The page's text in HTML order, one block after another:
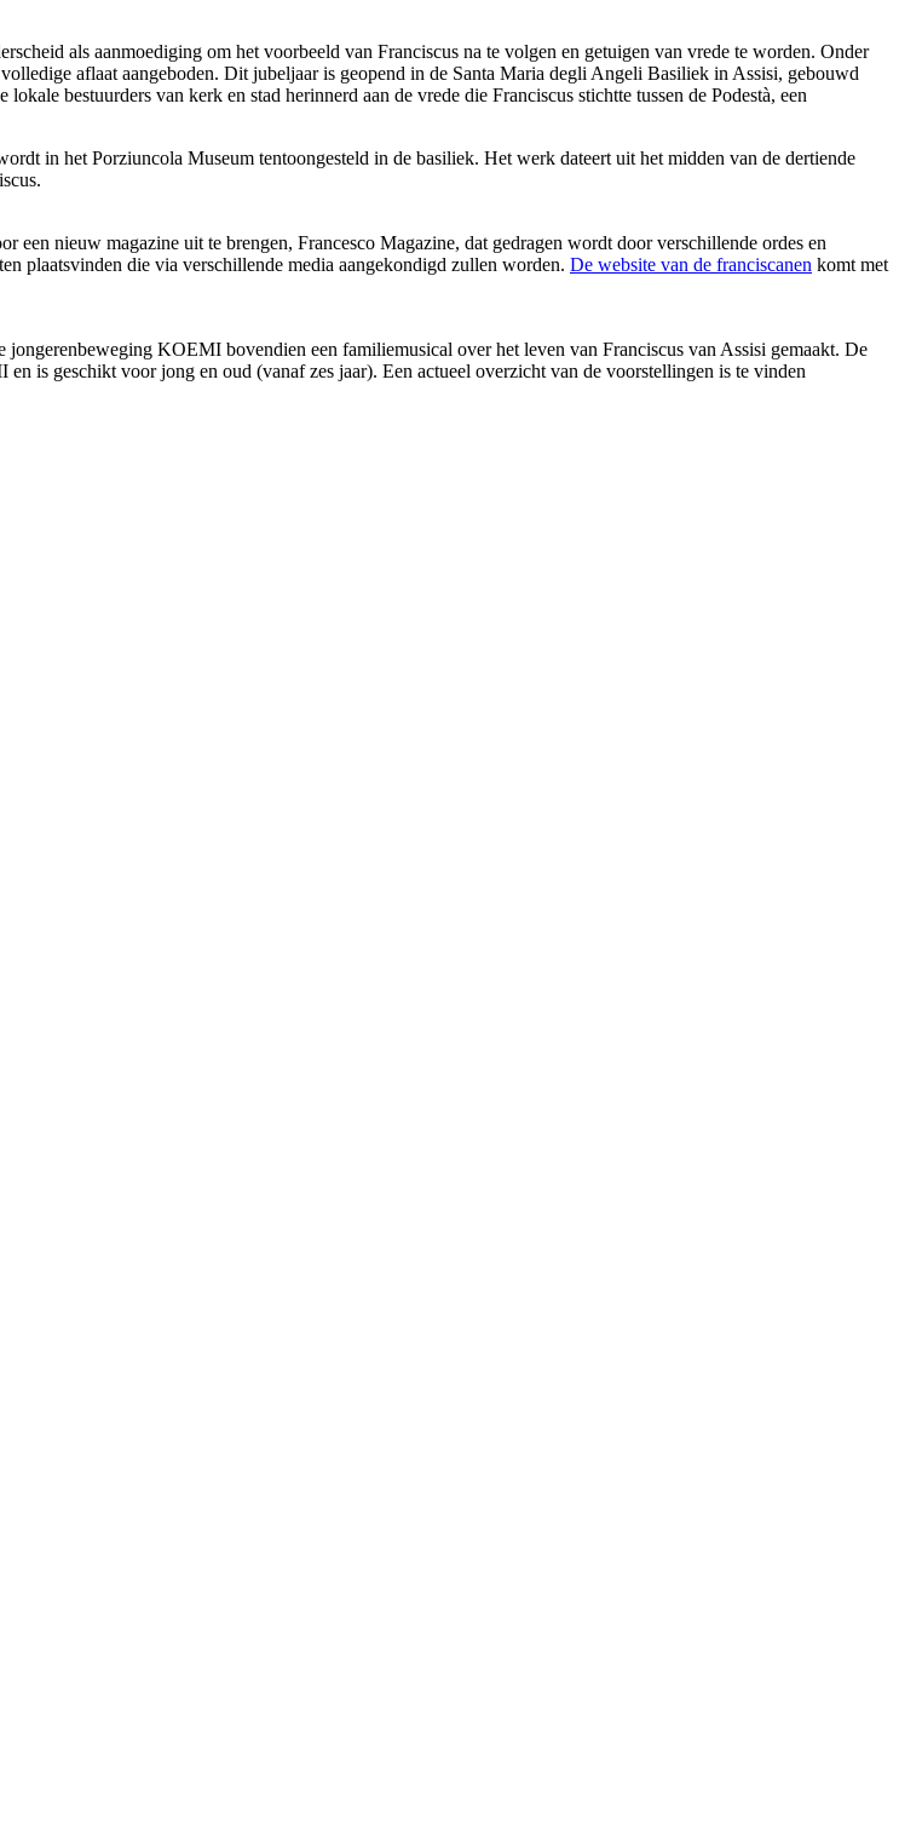
als aanmoediging om het voorbeeld van Franciscus na te volgen en getuigen van vrede te worden. Onder
aflaat aangeboden. Dit jubeljaar is geopend in de Santa Maria degli Angeli Basiliek in Assisi, gebouwd
bestuurders van kerk en stad herinnerd aan de vrede die Franciscus stichtte tussen de Podestà, een
in het Porziuncola Museum tentoongesteld in de basiliek. Het werk dateert uit het midden van de dertiende
nieuw magazine uit te brengen, Francesco Magazine, dat gedragen wordt door verschillende ordes en
plaatsvinden die via verschillende media aangekondigd zullen worden. De website van de franciscanen komt met
KOEMI bovendien een familiemusical over het leven van Franciscus van Assisi gemaakt. De
is geschikt voor jong en oud (vanaf zes jaar). Een actueel overzicht van de voorstellingen is te vinden